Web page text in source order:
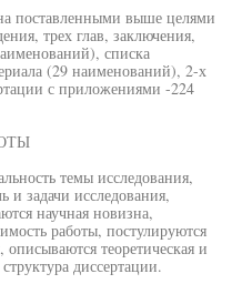
поставленными выше целями
трех глав, заключения,
списка
(29 наименований), 2-х
с приложениями -224
темы исследования,
и задачи исследования,
научная новизна,
работы, постулируются
теоретическая и
диссертации.